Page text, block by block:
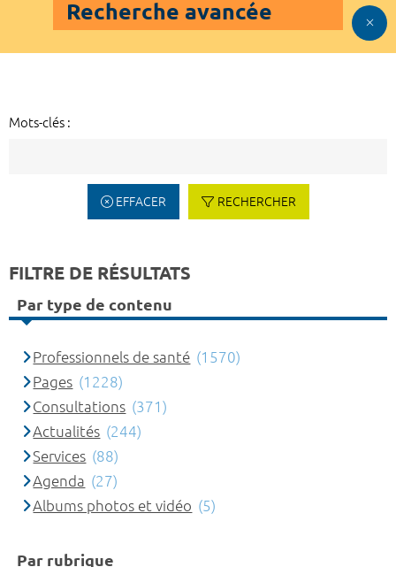
Recherche avancée
Mots-clés :
EFFACER RECHERCHER
FILTRE DE RÉSULTATS
Par type de contenu
Professionnels de santé (1570)
Pages (1228)
Consultations (371)
Actualités (244)
Services (88)
Agenda (27)
Albums photos et vidéo (5)
Par rubrique